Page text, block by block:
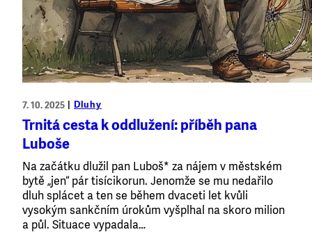
7. 10. 2025 Dluhy
Trnitá cesta k oddlužení: příběh pana
Luboše
Na začátku dlužil pan Luboš* za nájem v městském
bytě „jen“ pár tisícikorun. Jenomže se mu nedařilo
dluh splácet a ten se během dvaceti let kvůli
vysokým sankčním úrokům vyšplhal na skoro milion
a půl. Situace vypadala…